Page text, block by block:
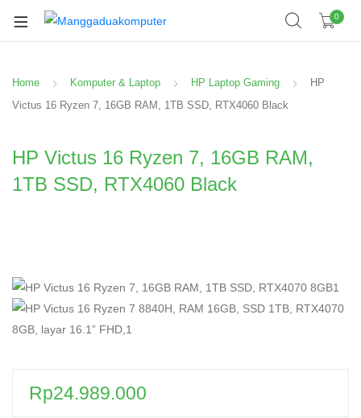
0
Home Komputer & Laptop HP Laptop Gaming
HP
Victus 16 Ryzen 7, 16GB RAM, 1TB SSD, RTX4060 Black
HP Victus 16 Ryzen 7, 16GB RAM,
1TB SSD, RTX4060 Black
Rp24.989.000